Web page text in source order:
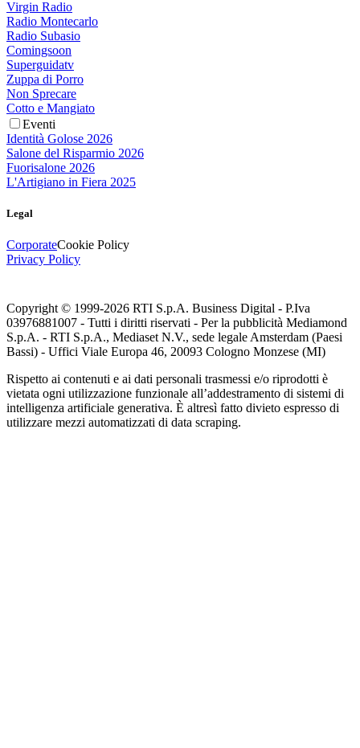
Virgin Radio
Radio Montecarlo
Radio Subasio
Comingsoon
Superguidatv
Zuppa di Porro
Non Sprecare
Cotto e Mangiato
Eventi
Identità Golose 2026
Salone del Risparmio 2026
Fuorisalone 2026
L'Artigiano in Fiera 2025
Legal
CorporateCookie Policy
Privacy Policy
Copyright © 1999-2026 RTI S.p.A. Business Digital - P.Iva
03976881007 - Tutti i diritti riservati - Per la pubblicità Mediamond
S.p.A. - RTI S.p.A., Mediaset N.V., sede legale Amsterdam (Paesi
Bassi) - Uffici Viale Europa 46, 20093 Cologno Monzese (MI)
Rispetto ai contenuti e ai dati personali trasmessi e/o riprodotti è
vietata ogni utilizzazione funzionale all’addestramento di sistemi di
intelligenza artificiale generativa. È altresì fatto divieto espresso di
utilizzare mezzi automatizzati di data scraping.